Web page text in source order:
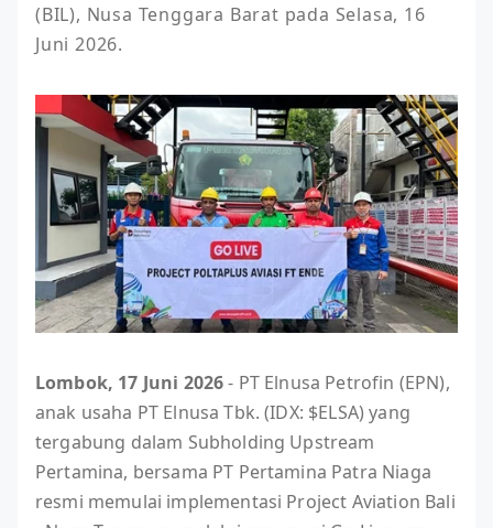
(BIL), Nusa Tenggara Barat pada Selasa, 16
Juni 2026.
Lombok, 17 Juni 2026- PT Elnusa Petrofin (EPN),
anak usaha PT Elnusa Tbk. (IDX: $ELSA) yang
tergabung dalam Subholding Upstream
Pertamina, bersama PT Pertamina Patra Niaga
resmi memulai implementasi Project Aviation Bali